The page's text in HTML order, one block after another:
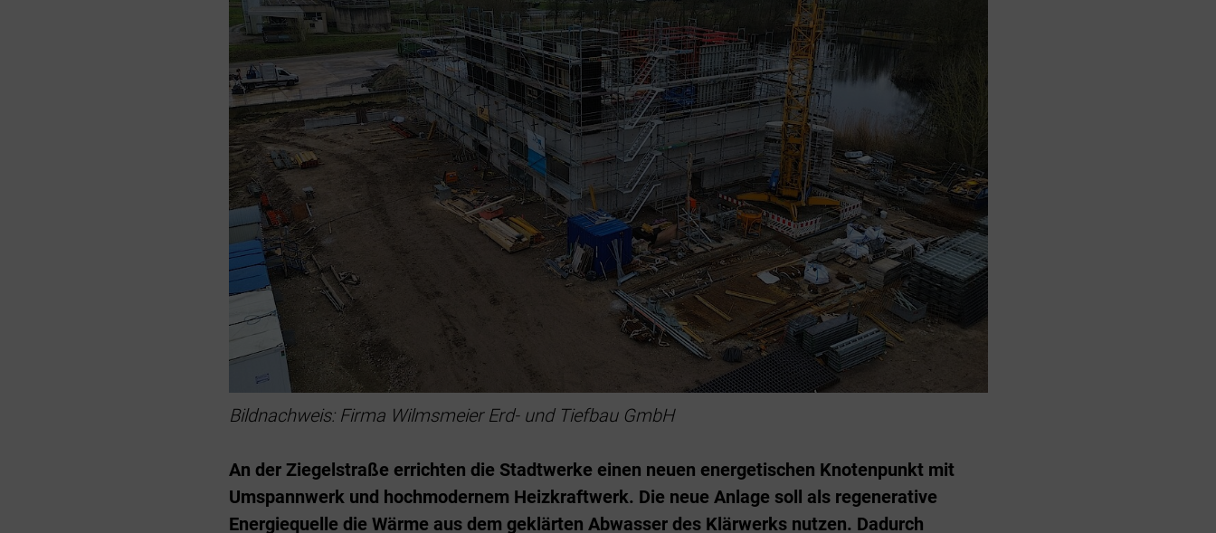
Bildnachweis: Firma Wilmsmeier Erd- und Tiefbau GmbH
An der Ziegelstraße errichten die Stadtwerke einen neuen energetischen Knotenpunkt mit
Umspannwerk und hochmodernem Heizkraftwerk. Die neue Anlage soll als regenerative
Energiequelle die Wärme aus dem geklärten Abwasser des Klärwerks nutzen. Dadurch